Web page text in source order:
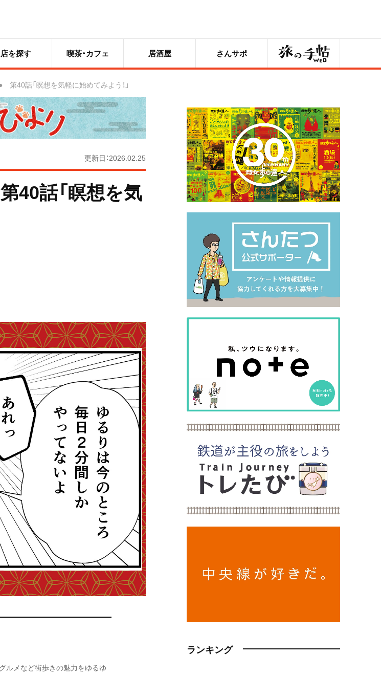
店を探す 喫茶・カフェ 居酒屋 さんサポ 旅の手帖
40話「瞑想を気軽に始めてみよう！」
更新日：2026.02.25
話「瞑想を気
ルメなど街歩きの魅力をゆるゆ
ランキング